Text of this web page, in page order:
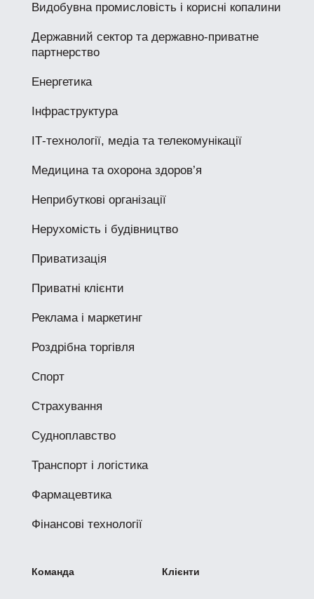
Видобувна промисловість і корисні копалини
Державний сектор та державно-приватне
партнерство
Енергетика
Інфраструктура
ІТ-технології, медіа та телекомунікації
Медицина та охорона здоров’я
Неприбуткові організації
Нерухомість і будівництво
Приватизація
Приватні клієнти
Реклама і маркетинг
Роздрібна торгівля
Спорт
Страхування
Судноплавство
Транспорт і логістика
Фармацевтика
Фінансові технології
Команда Клієнти